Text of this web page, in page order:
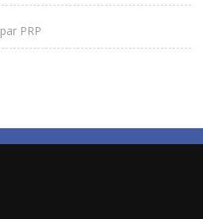
PRP